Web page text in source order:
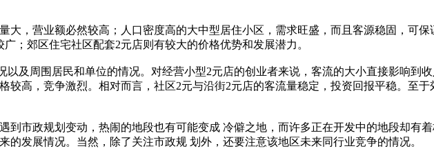
，营业额必然较高；人口密度高的大中型居住小区，需求旺盛，而且客源稳固，可
；郊区住宅社区配套2元店则有较大的价格优势和发展潜力。
及周围居民和单位的情况。对经营小型2元店的创业者来说，客流的大小直接影响到
较高，竞争激烈。相对而言，社区2元与沿街2元店的客流量稳定，投资回报平稳。至于
市政规划变动，热闹的地段也有可能变成 冷僻之地，而许多正在开发中的地段却有
的发展情况。当然，除了关注市政规 划外，还要注意该地区未来同行业竞争的情况。